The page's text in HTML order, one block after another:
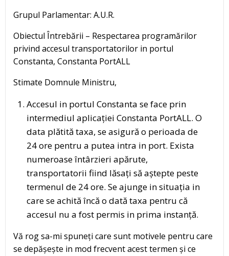
Grupul Parlamentar: A.U.R.
Obiectul Întrebării – Respectarea programărilor
privind accesul transportatorilor in portul
Constanta, Constanta PortALL
Stimate Domnule Ministru,
Accesul in portul Constanta se face prin
intermediul aplicației Constanta PortALL. O
data plătită taxa, se asigură o perioada de
24 ore pentru a putea intra in port. Exista
numeroase întârzieri apărute,
transportatorii fiind lăsați să aștepte peste
termenul de 24 ore. Se ajunge in situația in
care se achită încă o dată taxa pentru că
accesul nu a fost permis in prima instanță.
Vă rog sa-mi spuneți care sunt motivele pentru care
se depășește in mod frecvent acest termen și ce